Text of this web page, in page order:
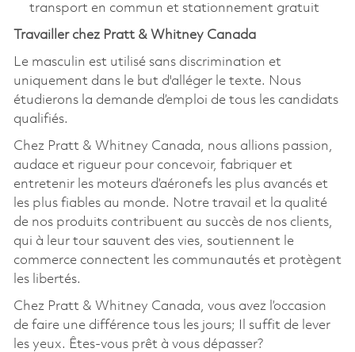
transport en commun et stationnement gratuit
Travailler chez Pratt & Whitney Canada
Le masculin est utilisé sans discrimination et
uniquement dans le but d'alléger le texte. Nous
étudierons la demande d’emploi de tous les candidats
qualifiés.
Chez Pratt & Whitney Canada, nous allions passion,
audace et rigueur pour concevoir, fabriquer et
entretenir les moteurs d’aéronefs les plus avancés et
les plus fiables au monde. Notre travail et la qualité
de nos produits contribuent au succès de nos clients,
qui à leur tour sauvent des vies, soutiennent le
commerce connectent les communautés et protègent
les libertés.
Chez Pratt & Whitney Canada, vous avez l’occasion
de faire une différence tous les jours; Il suffit de lever
les yeux. Êtes-vous prêt à vous dépasser?